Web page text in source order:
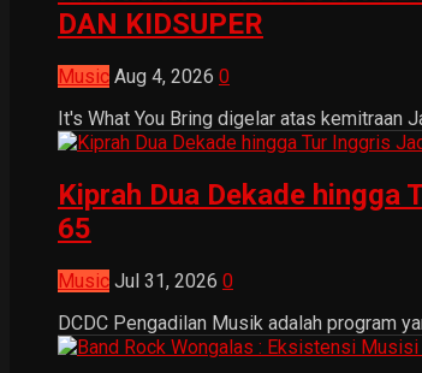
DAN KIDSUPER
Music Aug 4, 2026 0
It's What You Bring digelar atas kemitraan
Kiprah Dua Dekade
65
Music Jul 31, 2026 0
DCDC Pengadilan Musik adalah program